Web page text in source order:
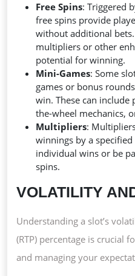
Free Spins: Triggered
free spins provide
without additional
multipliers or other
potential for winning.
Mini-Games: Some
games or bonus
win. These can include
the-wheel mechanics,
Multipliers:
winnings by a
individual wins or be
spins.
VOLATILITY
Understanding a slot’s
(RTP) percentage is crucial
and managing your